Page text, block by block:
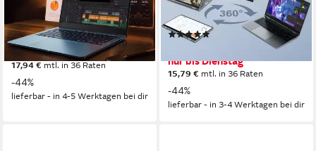
18.5 Zoll Bildschirmdiagonale
16 GB Arbeitsspeicher
256 GB Speicherkapazität
499,99 € UVP
899,99 €
17,94 € mtl. in 36 Raten
-44%
lieferbar - in 4-5 Werktagen bei dir
16 GB Arbeitsspeicher
640 GB
Speicherkapazität
nur bis Dienstag
15,79 € mtl. in 36 Raten
-44%
lieferbar - in 3-4 Werktagen bei dir